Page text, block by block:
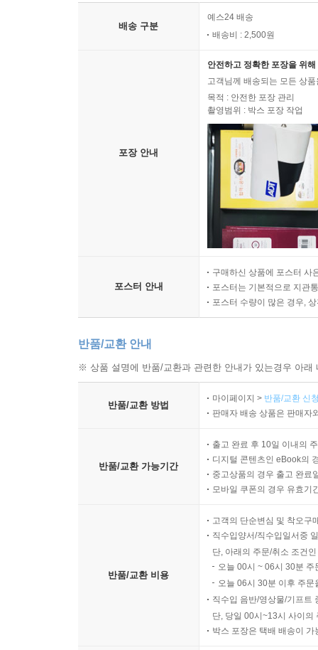
배송 구분
예스24 배송
배송비 : 2,500원
포장 안내
안전하고 정확한 포장을 위
고객님께 배송되는 모든 상
목적 : 안전한 포장 관리
촬영범위 : 박스 포장 작업
포스터 안내
구매하신 상품에 포스터 사
포스터는 기본적으로 지관
포스터 수량이 많은 경우,
반품/교환 안내
※ 상품 설명에 반품/교환과 관련한 안내가 있는경우 아
반품/교환 방법
마이페이지 > 반품/교환 신
판매자 배송 상품은 판매자
반품/교환 가능기간
출고 완료 후 10일 이내의
디지털 콘텐츠인 eBook의
중고상품의 경우 출고 완료
모바일 쿠폰의 경우 유효기
반품/교환 비용
고객의 단순변심 및 착오구
직수입양서/직수입일서중
단, 아래의 주문/취소 조건
오늘 00시 ~ 06시 30분
오늘 06시 30분 이후 주
직수입 음반/영상물/기프트
단, 당일 00시~13시 사이의
박스 포장은 택배 배송이